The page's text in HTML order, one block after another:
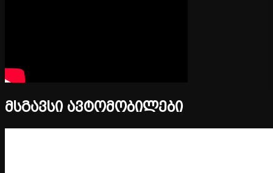
მსგავსი ავტომობილები